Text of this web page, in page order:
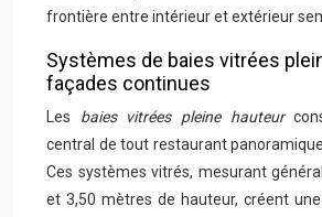
frontière entre intérieur et extérieur
Systèmes de baies vitrées
façades continues
Les baies vitrées pleine hauteur
central de tout restaurant
Ces systèmes vitrés, mesurant
et 3,50 mètres de hauteur, créent